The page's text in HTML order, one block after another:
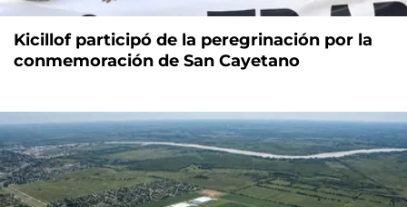
Kicillof participó de la peregrinación por la
conmemoración de San Cayetano